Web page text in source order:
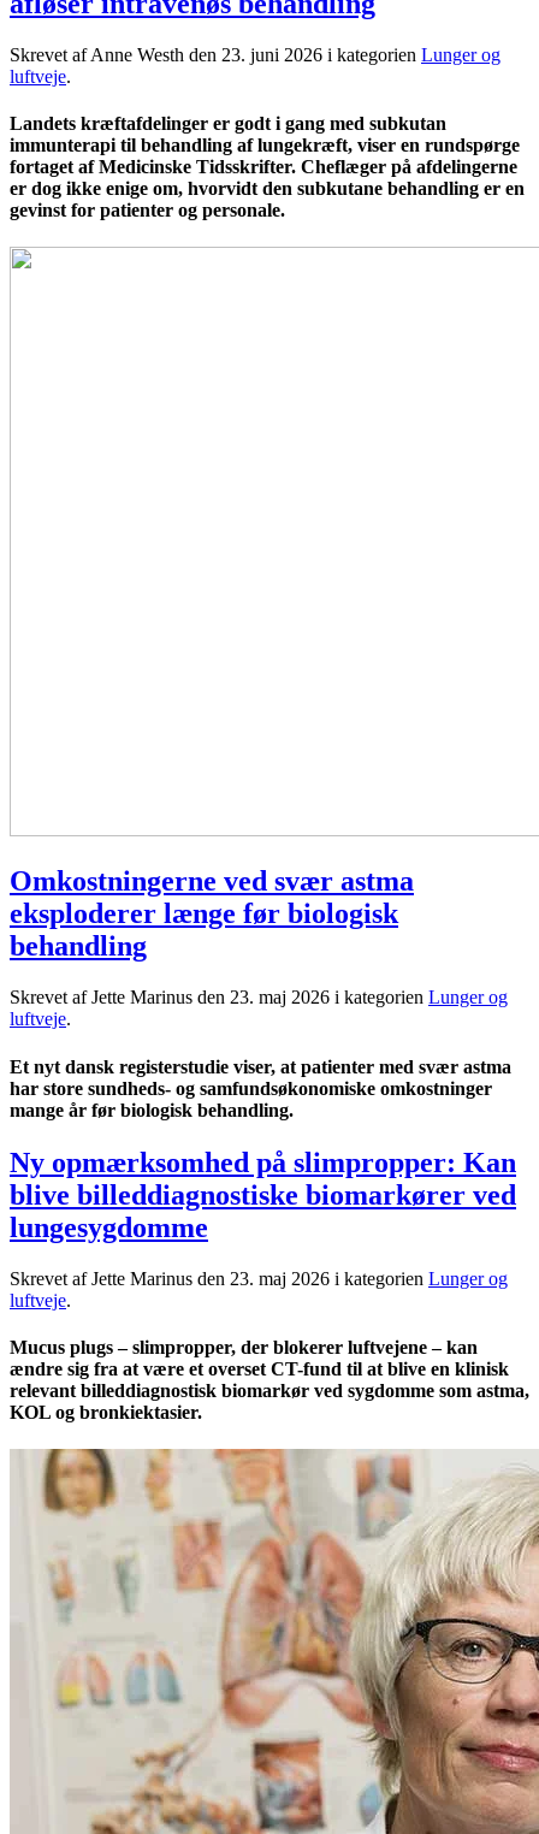
Skrevet af Anne Westh den 23. juni 2026 i kategorien Lunger og
luftveje.
Landets kræftafdelinger er godt i gang med subkutan
immunterapi til behandling af lungekræft, viser en rundspørge
fortaget af Medicinske Tidsskrifter. Cheflæger på afdelingerne
er dog ikke enige om, hvorvidt den subkutane behandling er en
gevinst for patienter og personale.
Omkostningerne ved svær astma
eksploderer længe før biologisk
behandling
Skrevet af Jette Marinus den 23. maj 2026 i kategorien Lunger og
luftveje.
Et nyt dansk registerstudie viser, at patienter med svær astma
har store sundheds- og samfundsøkonomiske omkostninger
mange år før biologisk behandling.
Ny opmærksomhed på slimpropper: Kan
blive billeddiagnostiske biomarkører ved
lungesygdomme
Skrevet af Jette Marinus den 23. maj 2026 i kategorien Lunger og
luftveje.
Mucus plugs – slimpropper, der blokerer luftvejene – kan
ændre sig fra at være et overset CT-fund til at blive en klinisk
relevant billeddiagnostisk biomarkør ved sygdomme som astma,
KOL og bronkiektasier.